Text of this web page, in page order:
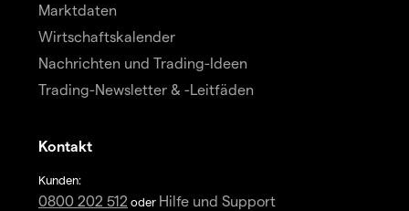
Marktdaten
Wirtschaftskalender
Nachrichten und Trading-Ideen
Trading-Newsletter & -Leitfäden
Kontakt
Kunden:
0800 202 512 oder Hilfe und Support